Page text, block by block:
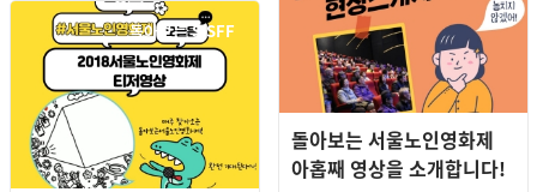
돌아보는 서울노인영화제
아홉째 영상을 소개합니다!
돌아보는 SISFF